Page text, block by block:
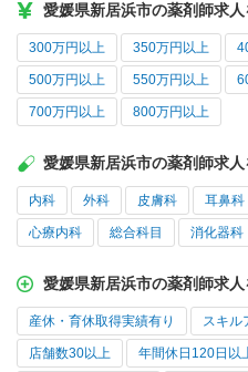
愛媛県新居浜市の薬剤師求
300万円以上 350万円以上
500万円以上 550万円以上
700万円以上 800万円以上
愛媛県新居浜市の薬剤師求
内科 外科 皮膚科 耳鼻科
心療内科 総合科目 消化器科
愛媛県新居浜市の薬剤師求
産休・育休取得実績有り スキル
店舗数30以上 年間休日120日以